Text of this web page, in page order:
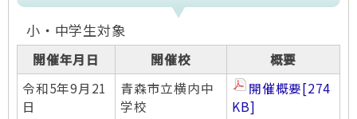
小・中学生対象
開催年月日 開催校
概要
令和5年9月21
日
青森市立横内中
学校
開催概要[274
KB]